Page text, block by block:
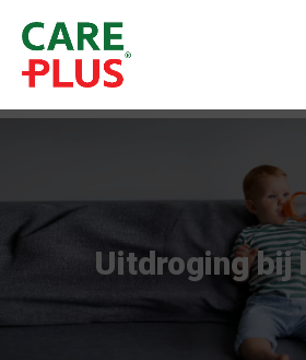
Uitdroging bij